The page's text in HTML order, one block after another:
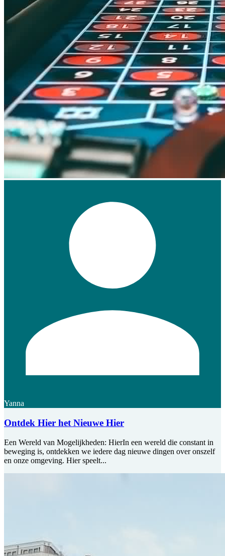
Yanna
Ontdek Hier het Nieuwe Hier
Een Wereld van Mogelijkheden: HierIn een wereld die constant in
beweging is, ontdekken we iedere dag nieuwe dingen over onszelf
en onze omgeving. Hier speelt...